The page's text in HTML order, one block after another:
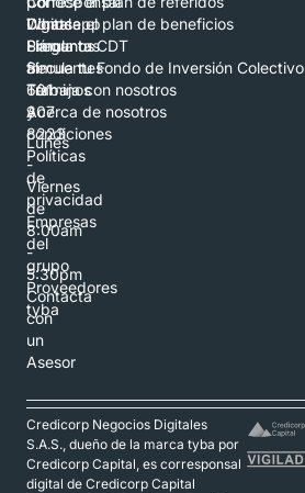
Whatsapp
Llámanos
al
601
307
8223
Lunes
-
Viernes
de
8:00am
-
5:30pm
Contacta
con
un
Asesor
Digital
Preguntas
frecuentes
Términos
y
condiciones
Políticas
de
privacidad
Empresas
del
grupo
Proveedores
tyba
Conoce el plan de beneficios
Simula tu CDT
Simula tu Fondo de Inversión Colectivo
Trabaja con nosotros
Acerca de nosotros
Credicorp Negocios Digitales
S.A.S., dueño de la marca tyba por
Credicorp Capital, es corresponsal
digital de Credicorp Capital